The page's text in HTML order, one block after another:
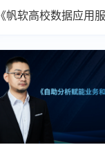
《帆软高校数据应用